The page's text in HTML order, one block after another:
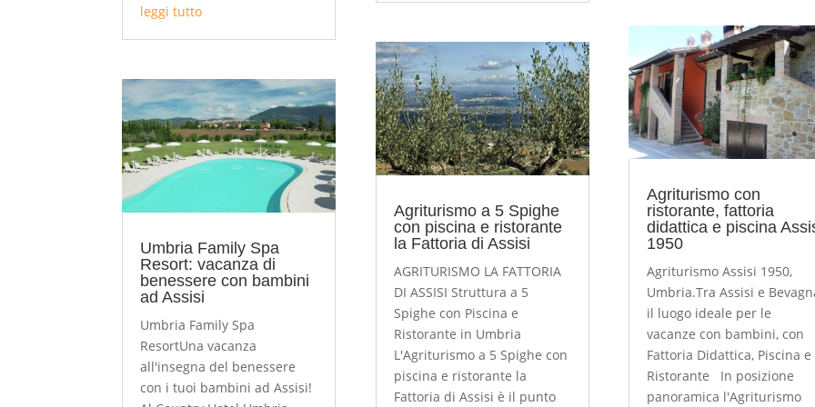
leggi tutto
Umbria Family Spa
Resort: vacanza di
benessere con bambini
ad Assisi
Umbria Family Spa
ResortUna vacanza
all'insegna del benessere
con i tuoi bambini ad Assisi!
Agriturismo a 5 Spighe
con piscina e ristorante
la Fattoria di Assisi
AGRITURISMO LA FATTORIA
DI ASSISI Struttura a 5
Spighe con Piscina e
Ristorante in Umbria
L'Agriturismo a 5 Spighe con
piscina e ristorante la
Fattoria di Assisi è il punto
Agriturismo con
ristorante, fattoria
didattica e piscina
1950
Agriturismo Assisi 1950,
Umbria.Tra Assisi e
il luogo ideale per le
vacanze con bambini, con
Fattoria Didattica, Piscina e
Ristorante In posizione
panoramica l'Agriturismo